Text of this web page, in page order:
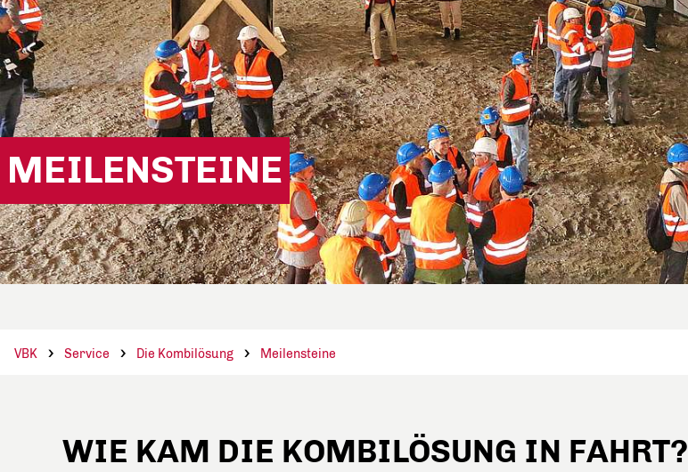
MEILENSTEINE
VBK Service Die Kombilösung Meilensteine
WIE KAM DIE KOMBILÖSUNG IN FAHRT?